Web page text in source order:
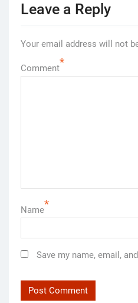
Leave a Reply
Your email address will not
Comment*
Name*
Save my name, email,